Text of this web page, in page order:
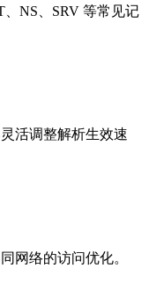
NS、SRV 等常见记
活调整解析生效速
网络的访问优化。